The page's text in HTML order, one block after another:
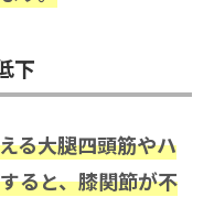
下
る大腿四頭筋やハ
ると、膝関節が不